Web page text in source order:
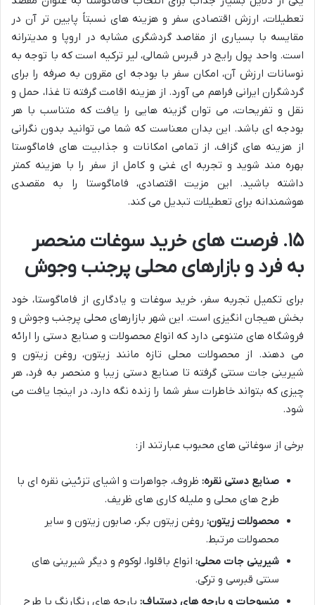
تعطیلات، ارزش اقتصادی سفر و هزینه های نسبتاً پایین تر آن در
مقایسه با بسیاری از مقاصد گردشگری مشابه در اروپا و مدیترانه
است. واحد پول رایج در قبرس شمالی، لیر ترکیه است که با توجه به
نوسانات ارزش آن، امکان سفر با بودجه ای مقرون به صرفه را برای
گردشگران ایرانی فراهم می آورد. از هزینه اقامت گرفته تا غذا، حمل و
نقل و تفریحات، می توان گزینه هایی را یافت که متناسب با هر
بودجه ای باشد. این بدان معناست که شما می توانید بدون نگرانی
از هزینه های گزاف، از تمامی امکانات و جذابیت های فاماگوستا
بهره مند شوید و تجربه ای غنی و کامل از سفر را با هزینه کمتر
داشته باشید. این مزیت اقتصادی، فاماگوستا را به مقصدی
هوشمندانه برای تعطیلات تبدیل می کند.
۱۵. فرصت های خرید سوغات منحصر
به فرد و بازارهای محلی پرجنب وجوش
برای تکمیل تجربه سفر، خرید سوغات و یادگاری از فاماگوستا، خود
بخش هیجان انگیزی است. این شهر بازارهای محلی پرجنب وجوش و
فروشگاه های متنوعی دارد که انواع محصولات و صنایع دستی را ارائه
می دهند. از محصولات محلی تازه مانند زیتون، روغن زیتون و
شیرینی جات سنتی گرفته تا صنایع دستی زیبا و منحصر به فرد، هر
چیزی که بتواند خاطرات سفر شما را زنده نگه دارد، در اینجا یافت می
شود.
برخی از سوغاتی های محبوب عبارتند از:
صنایع دستی نقره: ظروف، جواهرات و اشیای تزئینی نقره ای با
طرح های محلی و ملیله کاری های ظریف.
محصولات زیتون: روغن زیتون بکر، صابون زیتون و سایر
محصولات مرتبط.
شیرینی جات محلی: انواع باقلوا، لوکوم و دیگر شیرینی های
سنتی قبرسی و ترکی.
منسوجات و پارچه های دستباف: پارچه های رنگارنگ با طرح